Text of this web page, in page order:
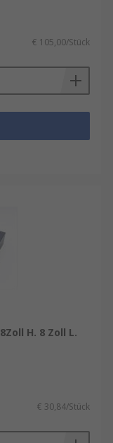
€ 105,00/Stück
H. 8 Zoll L.
€ 30,84/Stück